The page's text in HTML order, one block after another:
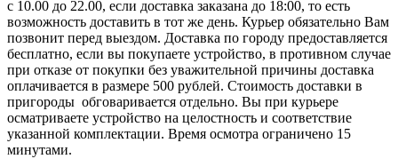
с 10.00 до 22.00, если доставка заказана до 18:00, то есть
возможность доставить в тот же день. Курьер обязательно Вам
позвонит перед выездом. Доставка по городу предоставляется
бесплатно, если вы покупаете устройство, в противном случае
при отказе от покупки без уважительной причины доставка
оплачивается в размере 500 рублей. Стоимость доставки в
пригороды обговаривается отдельно. Вы при курьере
осматриваете устройство на целостность и соответствие
указанной комплектации. Время осмотра ограничено 15
минутами.